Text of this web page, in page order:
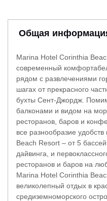
Общая
Marina Hotel Corinthia
современный
рядом с развлечениями
шагах от прекрасного
бухты Сент-Джордж.
балконами и видом на
ресторанов, баров и
все разнообразие
Beach Resort – от 5
дайвинга, и
ресторанов и баров на
Marina Hotel Corinthia
великолепный отдых в
средиземноморского